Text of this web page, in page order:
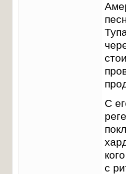
С
с